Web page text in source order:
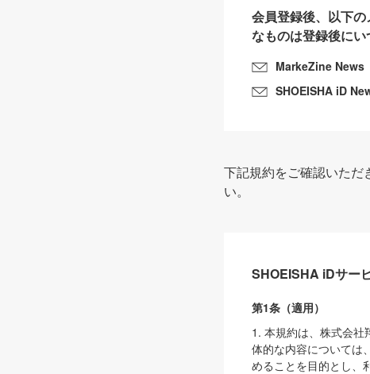
会員登録後、以下
なものは登録後にい
MarkeZine News
SHOEISHA iD
下記規約をご確認いただ
い。
SHOEISHA iDサー
第1条（適用）
1. 本規約は、株式会社
体的な内容については
めることを目的とし、